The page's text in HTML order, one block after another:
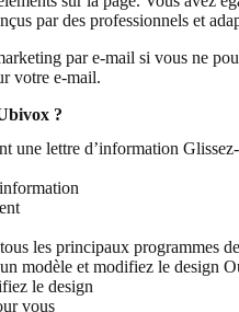
par des professionnels et
par e-mail si vous ne
votre e-mail.
?
une lettre d’information
les principaux programmes
modèle et modifiez le design
le design
vous